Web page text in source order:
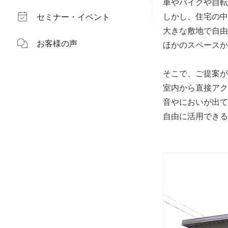
セミナー・イベント
お客様の声
しかし、住宅の
大きな敷地で自
ほかのスペース
そこで、ご提案
室内から直接ア
音やにおいが出
自由に活用でき